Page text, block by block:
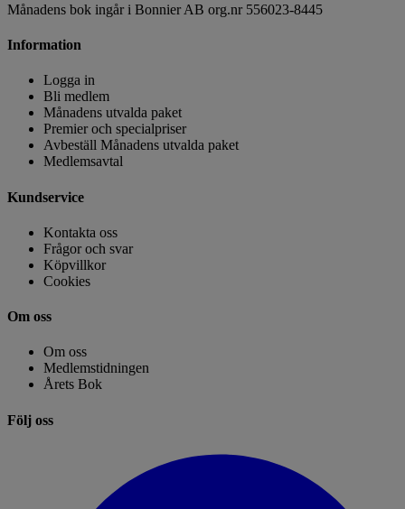
Månadens bok ingår i Bonnier AB org.nr 556023-8445
Information
Logga in
Bli medlem
Månadens utvalda paket
Premier och specialpriser
Avbeställ Månadens utvalda paket
Medlemsavtal
Kundservice
Kontakta oss
Frågor och svar
Köpvillkor
Cookies
Om oss
Om oss
Medlemstidningen
Årets Bok
Följ oss